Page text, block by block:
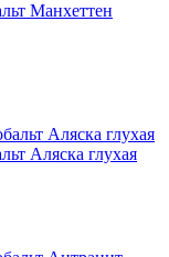
Манхеттен
Аляска глухая